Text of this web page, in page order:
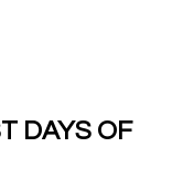
DAYS OF